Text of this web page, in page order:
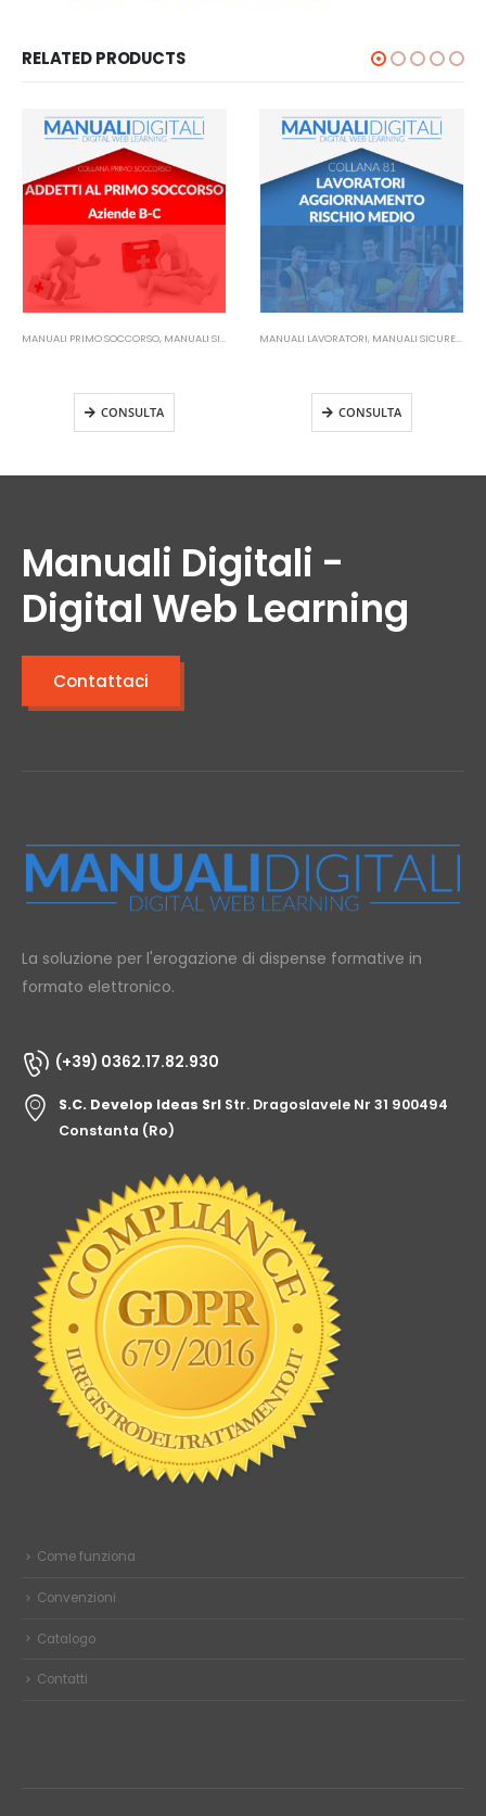
RELATED PRODUCTS
MANUALI PRIMO SOCCORSO, MANUALI SICUREZZA SUL LAVORO
CONSULTA
MANUALI LAVORATORI, MANUALI SICUREZZA SUL LAVORO
CONSULTA
Manuali Digitali -
Digital Web Learning
Contattaci
La soluzione per l'erogazione di dispense formative in
formato elettronico.
(+39) 0362.17.82.930
S.C. Develop Ideas Srl Str. Dragoslavele Nr 31 900494
Constanta (Ro)
Come funziona
Convenzioni
Catalogo
Contatti